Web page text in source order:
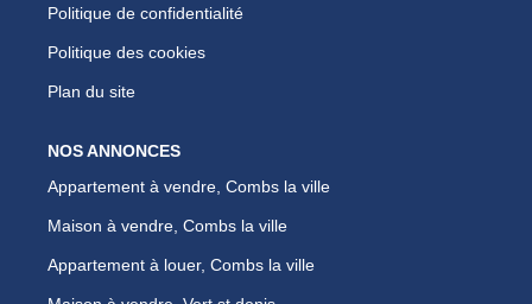
Politique de confidentialité
Politique des cookies
Plan du site
NOS ANNONCES
Appartement à vendre, Combs la ville
Maison à vendre, Combs la ville
Appartement à louer, Combs la ville